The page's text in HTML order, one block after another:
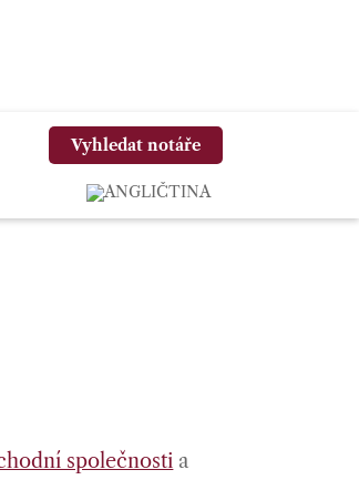
Vyhledat notáře
společnosti a